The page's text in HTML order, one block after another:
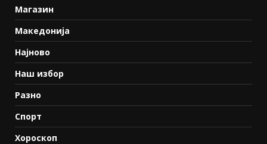
Магазин
Македонија
Најново
Наш избор
Разно
Спорт
Хороскоп